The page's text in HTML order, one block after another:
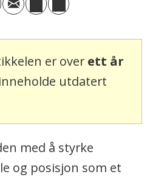
er over ett år
utdatert
med å styrke
og posisjon som et